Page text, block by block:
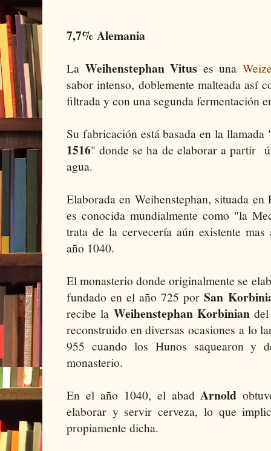
7,7% Alemania
La Weihenstephan Vitus es una
sabor intenso, doblemente malteada así
filtrada y con una segunda fermentación
Su fabricación está basada en la llamada
1516" donde se ha de elaborar a partir
agua.
Elaborada en Weihenstephan, situada
es conocida mundialmente como "la
trata de la cervecería aún existente
año 1040.
El monasterio donde originalmente se
fundado en el año 725 porSan
recibe la Weihenstephan Korbinian
reconstruido en diversas ocasiones a lo
955 cuando los Hunos saquearon y
monasterio.
En el año 1040, el abadArnold
elaborar y servir cerveza, lo que
propiamente dicha.